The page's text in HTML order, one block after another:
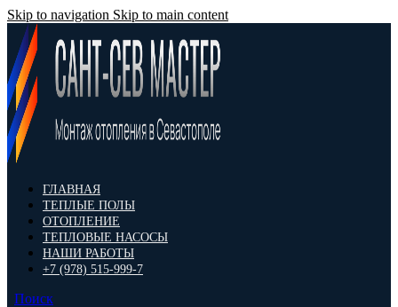
Skip to navigation Skip to main content
ГЛАВНАЯ
ТЕПЛЫЕ ПОЛЫ
ОТОПЛЕНИЕ
ТЕПЛОВЫЕ НАСОСЫ
НАШИ РАБОТЫ
+7 (978) 515-999-7
Поиск